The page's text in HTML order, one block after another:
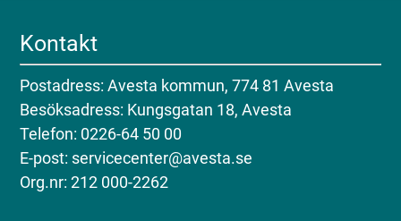
Kontakt
Postadress: Avesta kommun, 774 81 Avesta
Besöksadress: Kungsgatan 18, Avesta
Telefon: 0226-64 50 00
E-post: servicecenter@avesta.se
Org.nr: 212 000-2262